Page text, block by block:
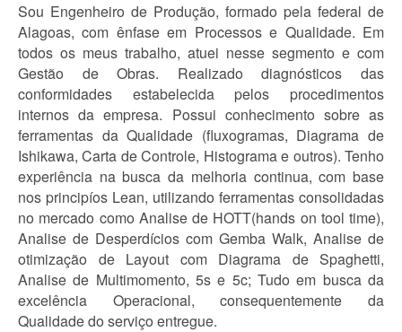
Sou Engenheiro de Produção, formado pela federal de
Alagoas, com ênfase em Processos e Qualidade. Em
todos os meus trabalho, atuei nesse segmento e com
Gestão de Obras. Realizado diagnósticos das
conformidades estabelecida pelos procedimentos
internos da empresa. Possui conhecimento sobre as
ferramentas da Qualidade (fluxogramas, Diagrama de
Ishikawa, Carta de Controle, Histograma e outros). Tenho
experiência na busca da melhoria continua, com base
nos principíos Lean, utilizando ferramentas consolidadas
no mercado como Analise de HOTT(hands on tool time),
Analise de Desperdícios com Gemba Walk, Analise de
otimização de Layout com Diagrama de Spaghetti,
Analise de Multimomento, 5s e 5c; Tudo em busca da
excelência Operacional, consequentemente da
Qualidade do serviço entregue.